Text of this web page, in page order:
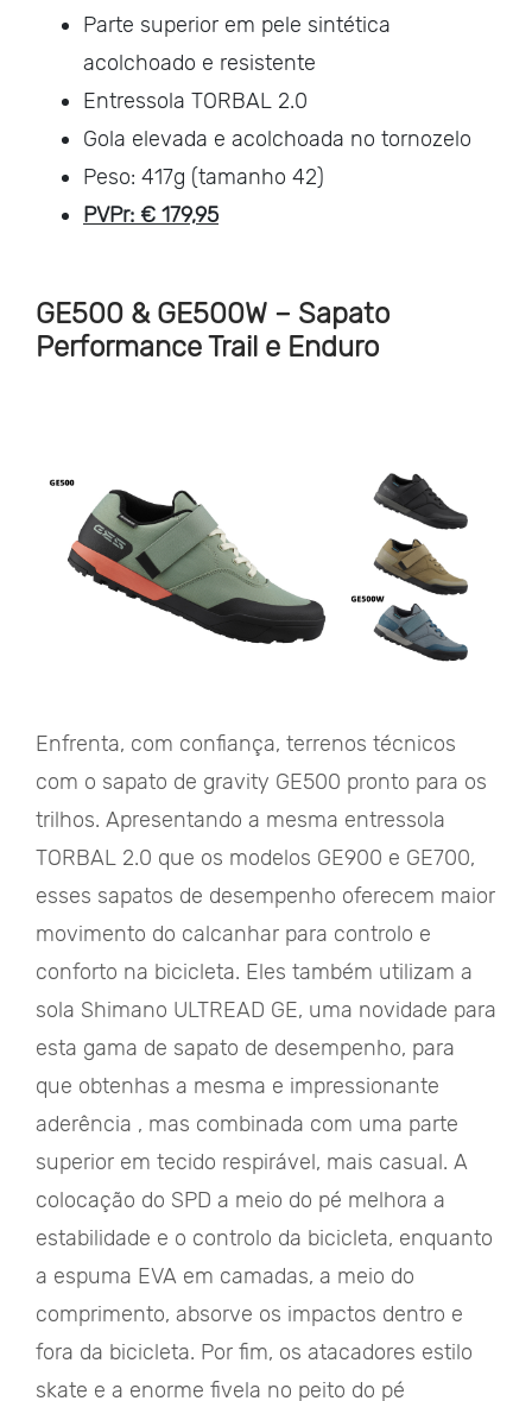
Parte superior em pele sintética
acolchoado e resistente
Entressola TORBAL 2.0
Gola elevada e acolchoada no tornozelo
Peso: 417g (tamanho 42)
PVPr: € 179,95
GE500 & GE500W – Sapato
Performance Trail e Enduro
Enfrenta, com confiança, terrenos técnicos
com o sapato de gravity GE500 pronto para os
trilhos. Apresentando a mesma entressola
TORBAL 2.0 que os modelos GE900 e GE700,
esses sapatos de desempenho oferecem maior
movimento do calcanhar para controlo e
conforto na bicicleta. Eles também utilizam a
sola Shimano ULTREAD GE, uma novidade para
esta gama de sapato de desempenho, para
que obtenhas a mesma e impressionante
aderência , mas combinada com uma parte
superior em tecido respirável, mais casual. A
colocação do SPD a meio do pé melhora a
estabilidade e o controlo da bicicleta, enquanto
a espuma EVA em camadas, a meio do
comprimento, absorve os impactos dentro e
fora da bicicleta. Por fim, os atacadores estilo
skate e a enorme fivela no peito do pé